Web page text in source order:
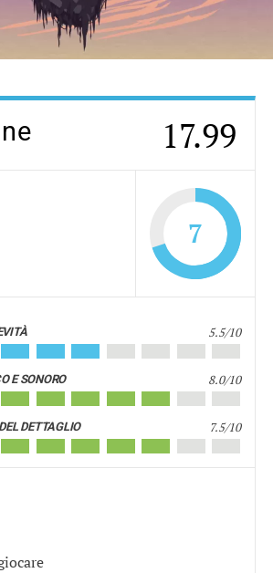
17.99
7
5.5/10
E SONORO 8.0/10
DETTAGLIO 7.5/10